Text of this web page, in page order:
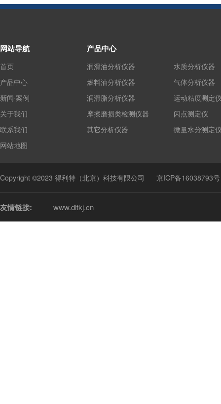
网站导航
首页
产品中心
新闻·案例
关于我们
联系我们
网站地图
产品中心
润滑油分析仪器
燃料油分析仪器
润滑脂分析仪器
摩擦磨损类检测仪器
其它分析仪器
水质分析仪器
气体分析仪器
运动粘度测定
闪点测定仪
微量水分测定
Copyright ©2023 得利特（北京）科技有限公司 京ICP备16038793号
友情链接: www.dltkj.cn